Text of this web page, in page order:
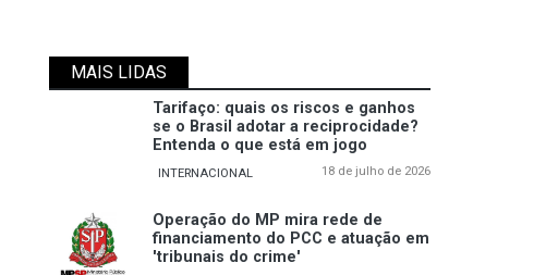
MAIS LIDAS
Tarifaço: quais os riscos e ganhos
se o Brasil adotar a reciprocidade?
Entenda o que está em jogo
INTERNACIONAL 18 de julho de 2026
Operação do MP mira rede de
financiamento do PCC e atuação em
'tribunais do crime'